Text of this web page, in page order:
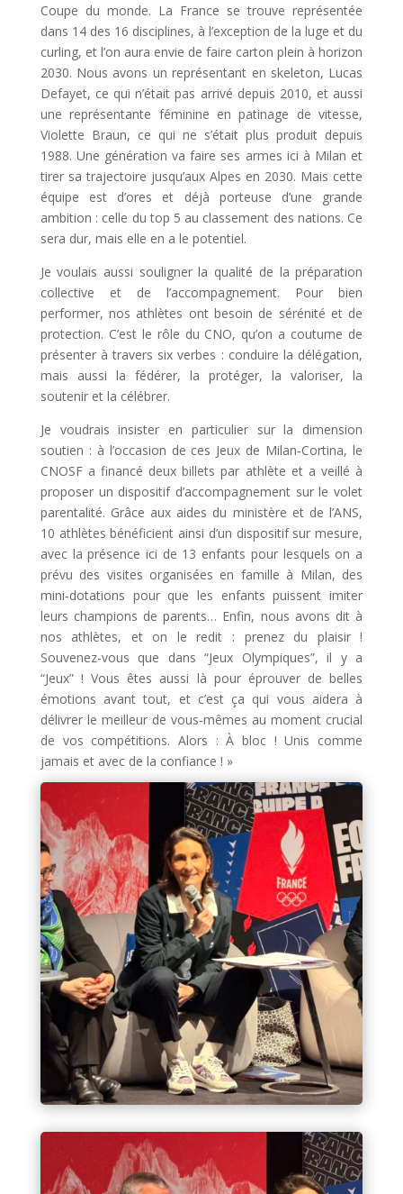
Coupe du monde. La France se trouve représentée
dans 14 des 16 disciplines, à l’exception de la luge et du
curling, et l’on aura envie de faire carton plein à horizon
2030. Nous avons un représentant en skeleton, Lucas
Defayet, ce qui n’était pas arrivé depuis 2010, et aussi
une représentante féminine en patinage de vitesse,
Violette Braun, ce qui ne s’était plus produit depuis
1988. Une génération va faire ses armes ici à Milan et
tirer sa trajectoire jusqu’aux Alpes en 2030. Mais cette
équipe est d’ores et déjà porteuse d’une grande
ambition : celle du top 5 au classement des nations. Ce
sera dur, mais elle en a le potentiel.
Je voulais aussi souligner la qualité de la préparation
collective et de l’accompagnement. Pour bien
performer, nos athlètes ont besoin de sérénité et de
protection. C’est le rôle du CNO, qu’on a coutume de
présenter à travers six verbes : conduire la délégation,
mais aussi la fédérer, la protéger, la valoriser, la
soutenir et la célébrer.
Je voudrais insister en particulier sur la dimension
soutien : à l’occasion de ces Jeux de Milan‑Cortina, le
CNOSF a financé deux billets par athlète et a veillé à
proposer un dispositif d’accompagnement sur le volet
parentalité. Grâce aux aides du ministère et de l’ANS,
10 athlètes bénéficient ainsi d’un dispositif sur mesure,
avec la présence ici de 13 enfants pour lesquels on a
prévu des visites organisées en famille à Milan, des
mini‑dotations pour que les enfants puissent imiter
leurs champions de parents… Enfin, nous avons dit à
nos athlètes, et on le redit : prenez du plaisir !
Souvenez-vous que dans “Jeux Olympiques”, il y a
“Jeux” ! Vous êtes aussi là pour éprouver de belles
émotions avant tout, et c’est ça qui vous aidera à
délivrer le meilleur de vous‑mêmes au moment crucial
de vos compétitions. Alors : À bloc ! Unis comme
jamais et avec de la confiance ! »